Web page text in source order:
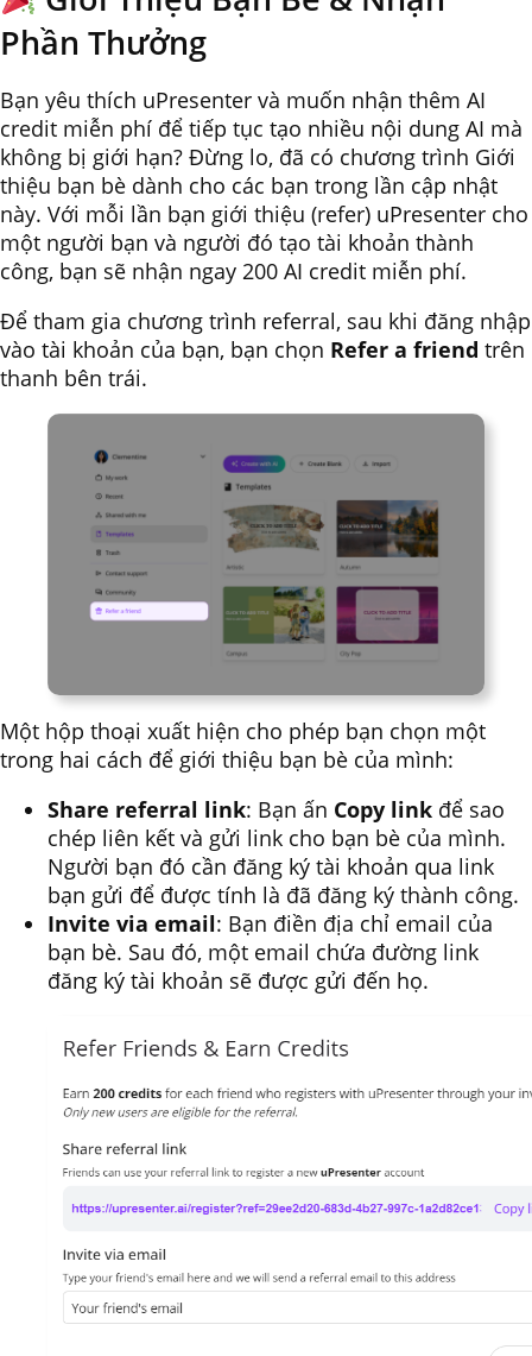
Phần Thưởng
Bạn yêu thích uPresenter và muốn nhận thêm AI
credit miễn phí để tiếp tục tạo nhiều nội dung AI mà
không bị giới hạn? Đừng lo, đã có chương trình Giới
thiệu bạn bè dành cho các bạn trong lần cập nhật
này. Với mỗi lần bạn giới thiệu (refer) uPresenter cho
một người bạn và người đó tạo tài khoản thành
công, bạn sẽ nhận ngay 200 AI credit miễn phí.
Để tham gia chương trình referral, sau khi đăng nhập
vào tài khoản của bạn, bạn chọn Refer a friend trên
thanh bên trái.
Một hộp thoại xuất hiện cho phép bạn chọn một
trong hai cách để giới thiệu bạn bè của mình:
Share referral link: Bạn ấn Copy link để sao
chép liên kết và gửi link cho bạn bè của mình.
Người bạn đó cần đăng ký tài khoản qua link
bạn gửi để được tính là đã đăng ký thành công.
Invite via email: Bạn điền địa chỉ email của
bạn bè. Sau đó, một email chứa đường link
đăng ký tài khoản sẽ được gửi đến họ.